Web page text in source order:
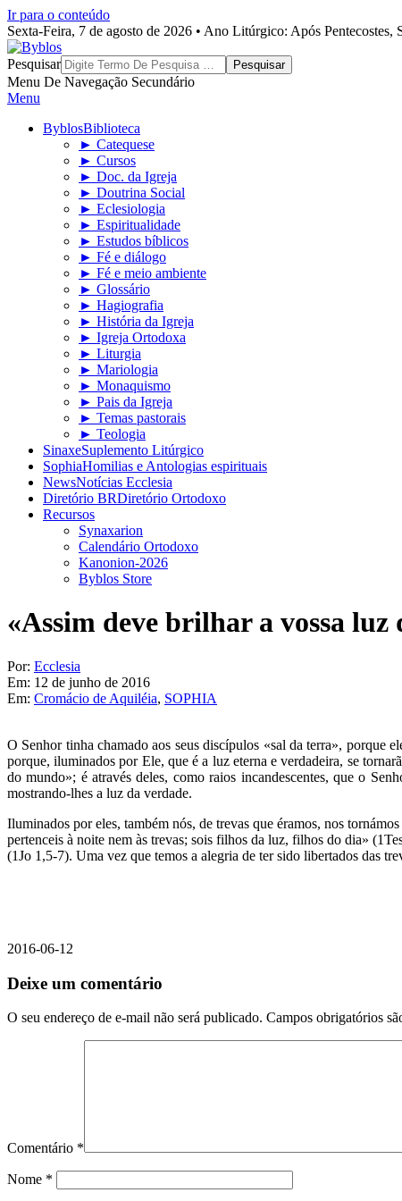
Ir para o conteúdo
Sexta-Feira, 7 de agosto de 2026 • Ano Litúrgico: Após Pentecostes,
Byblos
Pesquisar
Menu De Navegação Secundário
Menu
ByblosBiblioteca
► Catequese
► Cursos
► Doc. da Igreja
► Doutrina Social
► Eclesiologia
► Espiritualidade
► Estudos bíblicos
► Fé e diálogo
► Fé e meio ambiente
► Glossário
► Hagiografia
► História da Igreja
► Igreja Ortodoxa
► Liturgia
► Mariologia
► Monaquismo
► Pais da Igreja
► Temas pastorais
► Teologia
SinaxeSuplemento Litúrgico
SophiaHomilias e Antologias espirituais
NewsNotícias Ecclesia
Diretório BRDiretório Ortodoxo
Recursos
Synaxarion
Calendário Ortodoxo
Kanonion-2026
Byblos Store
«Assim deve brilhar a vossa luz
Por: Ecclesia
Em: 12 de junho de 2016
Em: Cromácio de Aquiléia, SOPHIA
O Senhor tinha chamado aos seus discípulos «sal da terra», porque
porque, iluminados por Ele, que é a luz eterna e verdadeira, se
do mundo»; é através deles, como raios incandescentes, que o
mostrando-lhes a luz da verdade.
Iluminados por eles, também nós, de trevas que éramos, nos
pertenceis à noite nem às trevas; sois filhos da luz, filhos do dia»
(1Jo 1,5-7). Uma vez que temos a alegria de ter sido libertados das
2016-06-12
Deixe um comentário
O seu endereço de e-mail não será publicado. Campos obrigatórios
Comentário *
Nome *